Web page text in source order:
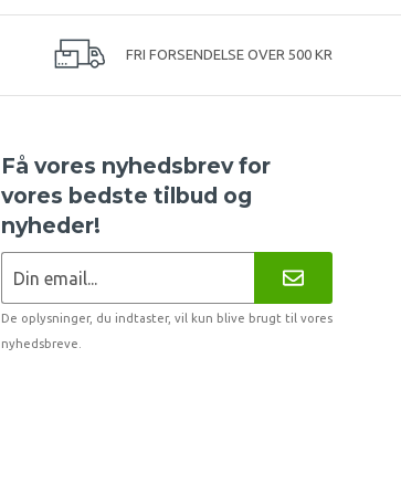
FRI FORSENDELSE OVER 500 KR
Få vores nyhedsbrev for
vores bedste tilbud og
nyheder!
De oplysninger, du indtaster, vil kun blive brugt til vores
nyhedsbreve.